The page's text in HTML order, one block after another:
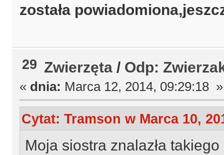
została
29 Zwierzęta / Odp:
« dnia: Marca 12, 2014, 09:29:18 »
Cytat: Tramson w Marca 10,
Moja siostra znalazła